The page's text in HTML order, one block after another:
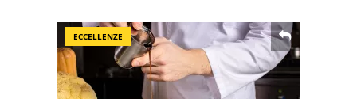
ECCELLENZE